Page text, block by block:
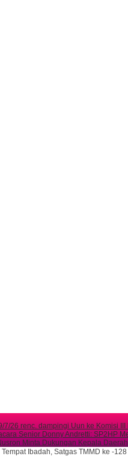
7/26 renc. dampingi Uun ke Komisi
Senior Donny Andretti: SP2HP
Minta Dukungan Kepala
Ibadah, Satgas TMMD ke -